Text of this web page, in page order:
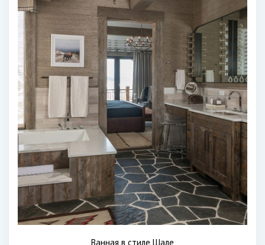
Ванная в стиле Шале